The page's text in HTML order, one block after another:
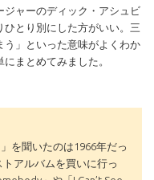
ジャーのディック・アシュビ
とり別にした方がいい。三
う」といった意味がよくわか
まとめてみました。
を聞いたのは1966年だっ
アルバムを買いに行っ